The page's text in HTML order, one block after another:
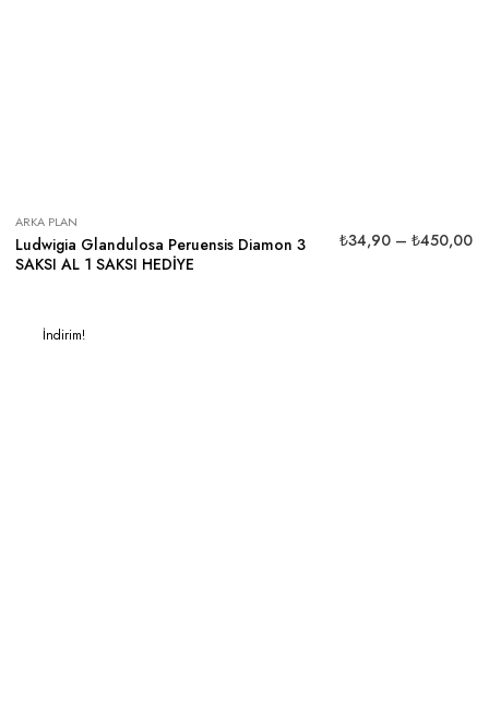
Ludwigia Glandulosa Peruensis Diamon 3
SAKSI AL 1 SAKSI HEDİYE
ARKA PLAN
₺34,90 – ₺450,00
İndirim!